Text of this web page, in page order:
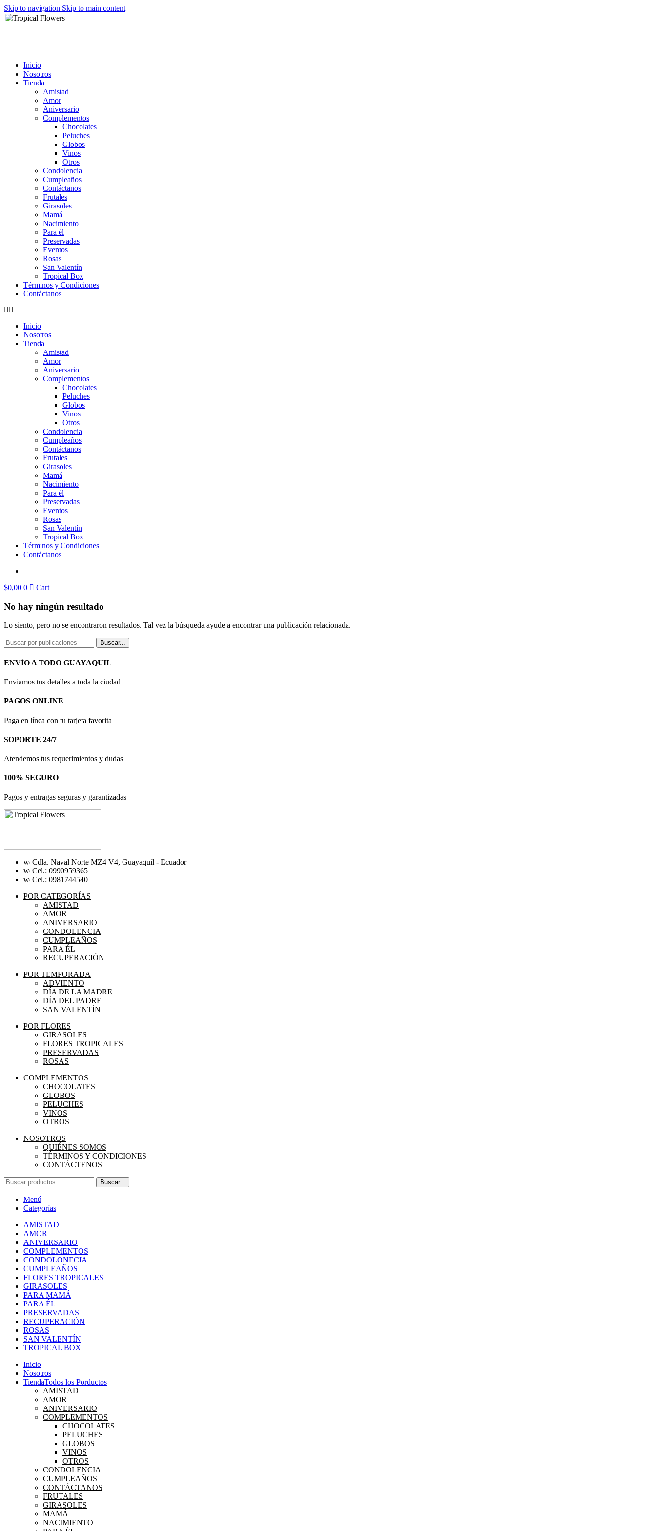
Skip to navigation Skip to main content
Inicio
Nosotros
Tienda
Amistad
Amor
Aniversario
Complementos
Chocolates
Peluches
Globos
Vinos
Otros
Condolencia
Cumpleaños
Contáctanos
Frutales
Girasoles
Mamá
Nacimiento
Para él
Preservadas
Eventos
Rosas
San Valentín
Tropical Box
Términos y Condiciones
Contáctanos
Inicio
Nosotros
Tienda
Amistad
Amor
Aniversario
Complementos
Chocolates
Peluches
Globos
Vinos
Otros
Condolencia
Cumpleaños
Contáctanos
Frutales
Girasoles
Mamá
Nacimiento
Para él
Preservadas
Eventos
Rosas
San Valentín
Tropical Box
Términos y Condiciones
Contáctanos
$0,00 0 Cart
No hay ningún resultado
Lo siento, pero no se encontraron resultados. Tal vez la búsqueda ayude a encontrar una publicación relacionada.
Buscar...
ENVÍO A TODO GUAYAQUIL
Enviamos tus detalles a toda la ciudad
PAGOS ONLINE
Paga en línea con tu tarjeta favorita
SOPORTE 24/7
Atendemos tus requerimientos y dudas
100% SEGURO
Pagos y entragas seguras y garantizadas
Cdla. Naval Norte MZ4 V4, Guayaquil - Ecuador
Cel.: 0990959365
Cel.: 0981744540
POR CATEGORÍAS
AMISTAD
AMOR
ANIVERSARIO
CONDOLENCIA
CUMPLEAÑOS
PARA ÉL
RECUPERACIÓN
POR TEMPORADA
ADVIENTO
DÍA DE LA MADRE
DÍA DEL PADRE
SAN VALENTÍN
POR FLORES
GIRASOLES
FLORES TROPICALES
PRESERVADAS
ROSAS
COMPLEMENTOS
CHOCOLATES
GLOBOS
PELUCHES
VINOS
OTROS
NOSOTROS
QUIÉNES SOMOS
TÉRMINOS Y CONDICIONES
CONTÁCTENOS
Buscar...
Menú
Categorías
AMISTAD
AMOR
ANIVERSARIO
COMPLEMENTOS
CONDOLONECIA
CUMPLEAÑOS
FLORES TROPICALES
GIRASOLES
PARA MAMÁ
PARA ÉL
PRESERVADAS
RECUPERACIÓN
ROSAS
SAN VALENTÍN
TROPICAL BOX
Inicio
Nosotros
TiendaTodos los Porductos
AMISTAD
AMOR
ANIVERSARIO
COMPLEMENTOS
CHOCOLATES
PELUCHES
GLOBOS
VINOS
OTROS
CONDOLENCIA
CUMPLEAÑOS
CONTÁCTANOS
FRUTALES
GIRASOLES
MAMÁ
NACIMIENTO